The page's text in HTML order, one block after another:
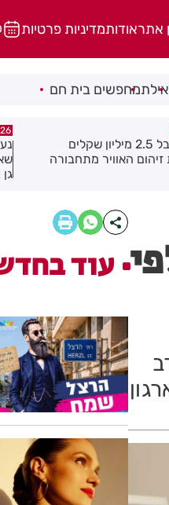
אתראודותמדיניות פרטיות
אילתמחפשים בית חם
מודיעין עילית בחשד
מפקד תחנת בני ברק–רמת
עוד